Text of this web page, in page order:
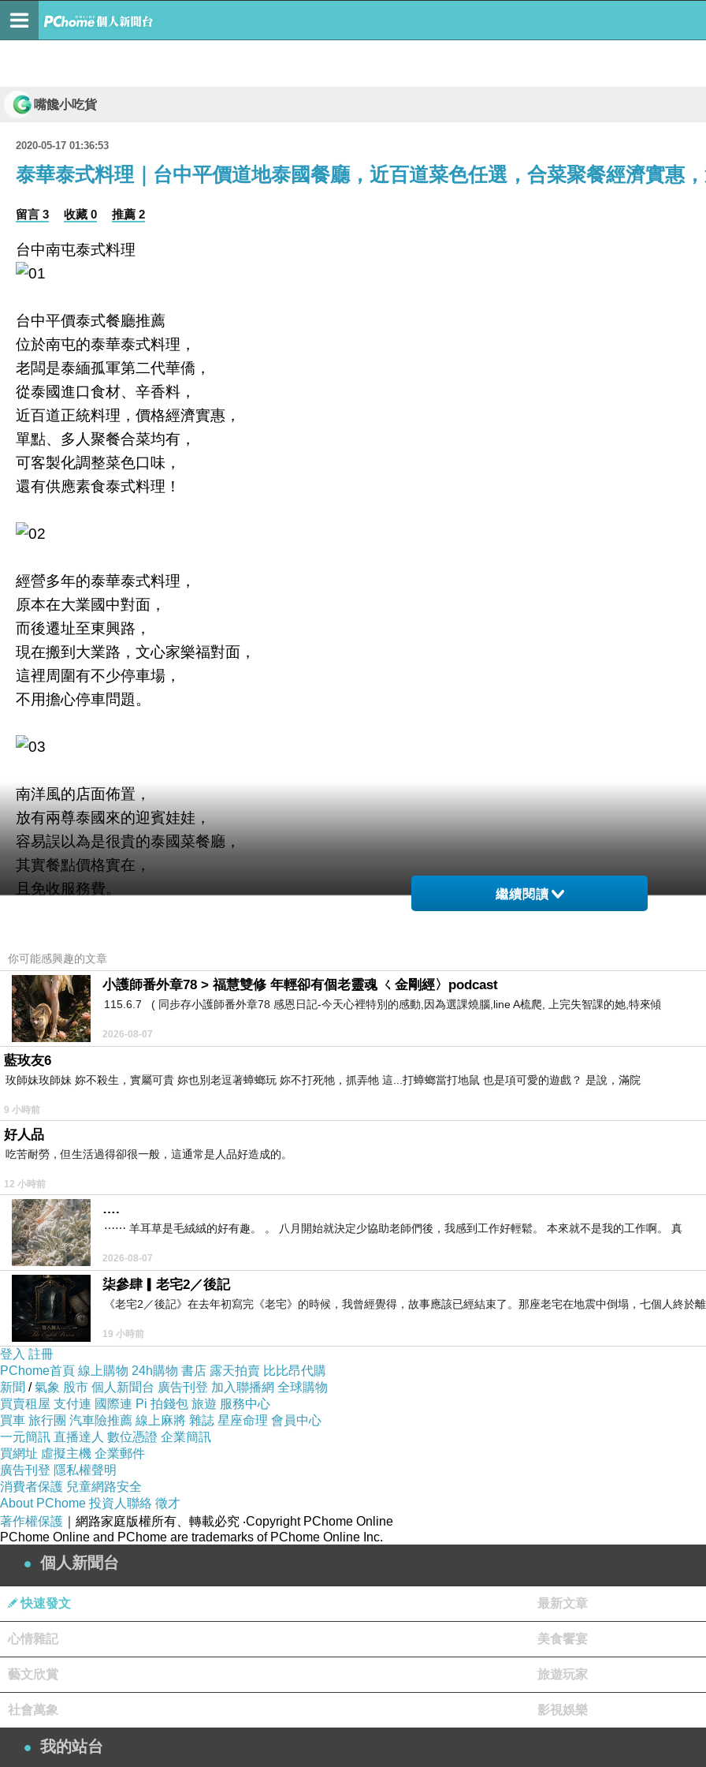
嘴饞小吃貨
2020-05-17 01:36:53
泰華泰式料理｜台中平價道地泰國餐廳，近百道菜色任選，合菜聚餐經濟實惠
留言 3 收藏 0 推薦 2
台中南屯泰式料理
台中平價泰式餐廳推薦
位於南屯的泰華泰式料理，
老闆是泰緬孤軍第二代華僑，
從泰國進口食材、辛香料，
近百道正統料理，價格經濟實惠，
單點、多人聚餐合菜均有，
可客製化調整菜色口味，
還有供應素食泰式料理！
經營多年的泰華泰式料理，
原本在大業國中對面，
而後遷址至東興路，
現在搬到大業路，文心家樂福對面，
這裡周圍有不少停車場，
不用擔心停車問題。
南洋風的店面佈置，
放有兩尊泰國來的迎賓娃娃，
容易誤以為是很貴的泰國菜餐廳，
其實餐點價格實在，
且免收服務費。
精緻溫馨的泰式小館，
環境舒適乾淨，
牆上壁畫、藤編燈罩，
還有錫鍋餐具，皆為泰國帶來，
觸目所及盡是滿滿的泰國元素。
人多建議事先訂位，
二樓備有15人大桌，
獨立包廂能容納30位，
公司聚餐尾牙春酒可包場，
也有提供年菜組合。
泰國皇宮、佛像、泰皇，
如果沒機會出國到泰國旅遊，
就用照片感受泰國文化、
舌尖也來趟泰國美食之旅。
老闆是緬甸華僑，
出生於泰緬境內的孤軍後裔，
年輕時在曼谷工作，
將正宗道地泰國料理帶來台灣，
還能吃到幾道私房雲南菜。
泰華泰式料理 菜單
繼續閱讀
你可能感興趣的文章
小護師番外章78 > 福慧雙修 年輕卻有個老靈魂 ㄑ金剛經〉podcast
115.6.7 ( 同步存小護師番外章78 感恩日記-今天心裡特別的感動,因為選課燒腦,line A梳爬, 上完失智課的她,特來傾
2026-08-07
藍玫友6
玫師妹玫師妹 妳不殺生，實屬可貴 妳也別老逗著蟑螂玩 妳不打死牠，抓弄牠 這...打蟑螂當打地鼠 也是項可愛的遊戲？ 是說，滿院
9 小時前
好人品
吃苦耐勞，但生活過得卻很一般，這通常是人品好造成的。
12 小時前
….
⋯⋯ 羊耳草是毛絨絨的好有趣。 。 八月開始就決定少協助老師們後，我感到工作好輕鬆。 本來就不是我的工作啊。 真
2026-08-07
柒參肆▎老宅2／後記
《老宅2／後記》在去年初寫完《老宅》的時候，我曾經覺得，故事應該已經結束了。那座老宅在地震中倒塌，七個人終於離
19 小時前
登入 註冊
PChome首頁 線上購物 24h購物 書店 露天拍賣 比比昂代購
新聞 /氣象 股市 個人新聞台 廣告刊登 加入聯播網 全球購物
買賣租屋 支付連 國際連 Pi 拍錢包 旅遊 服務中心
買車 旅行團 汽車險推薦 線上麻將 雜誌 星座命理 會員中心
一元簡訊 直播達人 數位憑證 企業簡訊
買網址 虛擬主機 企業郵件
廣告刊登 隱私權聲明
消費者保護 兒童網路安全
About PChome 投資人聯絡 徵才
著作權保護 ｜網路家庭版權所有、轉載必究 ‧Copyright PChome Online
PChome Online and PChome are trademarks of PChome Online Inc.
個人新聞台
快速發文 最新文章
心情雜記 美食饗宴
藝文欣賞 旅遊玩家
社會萬象 影視娛樂
我的站台